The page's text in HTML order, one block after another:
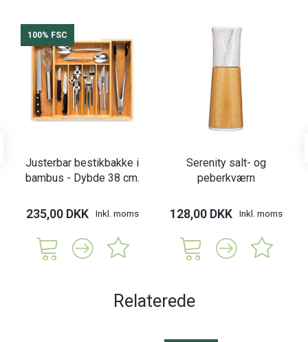
100% FSC
Justerbar bestikbakke i
bambus - Dybde 38 cm.
235,00 DKK Inkl. moms
Serenity salt- og
peberkværn
128,00 DKK Inkl. moms
Relaterede